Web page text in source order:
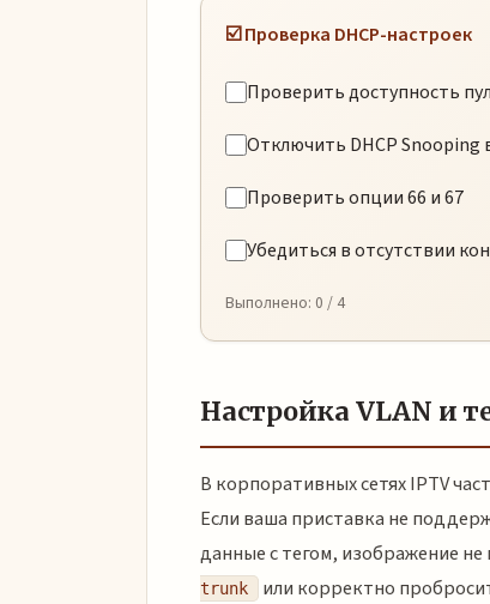
☑️ Проверка DHCP-настроек
Проверить доступность
Отключить DHCP Snooping
Проверить опции 66 и 67
Убедиться в отсутствии
Выполнено: 0 / 4
Настройка VLAN и
В корпоративных сетях IPTV
Если ваша приставка не
данные с тегом, изображение
trunk
или корректно